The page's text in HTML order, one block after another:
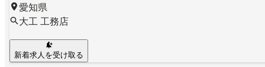
愛知県
大工 工務店
新着求人を受け取る